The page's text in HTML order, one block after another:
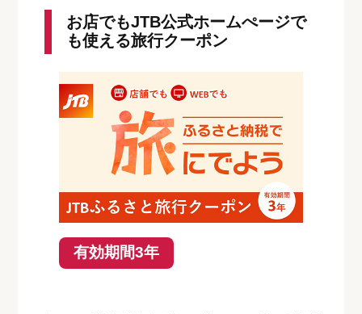
お店でもJTB公式ホームぺージで
も使える旅行クーポン
有効期間3年